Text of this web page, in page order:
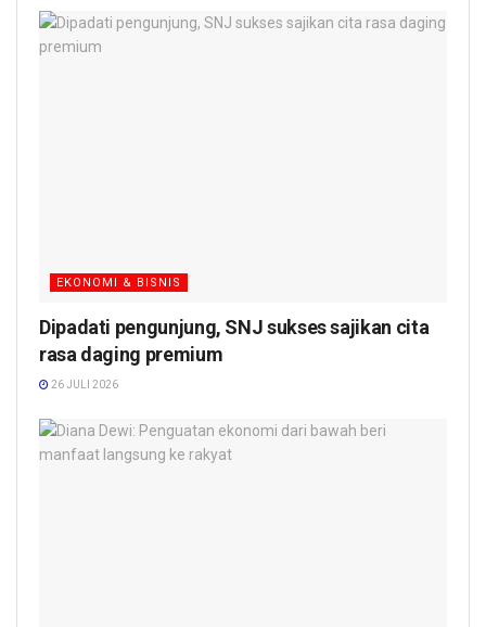
EKONOMI & BISNIS
Dipadati pengunjung, SNJ sukses sajikan cita
rasa daging premium
26 JULI 2026